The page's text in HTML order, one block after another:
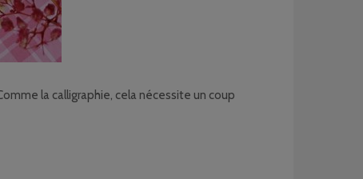
la calligraphie, cela nécessite un coup